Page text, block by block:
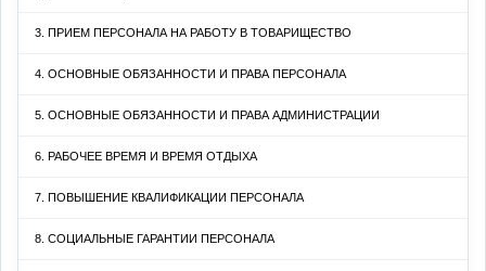
3. ПРИЕМ ПЕРСОНАЛА НА РАБОТУ В ТОВАРИЩЕСТВО
4. ОСНОВНЫЕ ОБЯЗАННОСТИ И ПРАВА ПЕРСОНАЛА
5. ОСНОВНЫЕ ОБЯЗАННОСТИ И ПРАВА АДМИНИСТРАЦИИ
6. РАБОЧЕЕ ВРЕМЯ И ВРЕМЯ ОТДЫХА
7. ПОВЫШЕНИЕ КВАЛИФИКАЦИИ ПЕРСОНАЛА
8. СОЦИАЛЬНЫЕ ГАРАНТИИ ПЕРСОНАЛА